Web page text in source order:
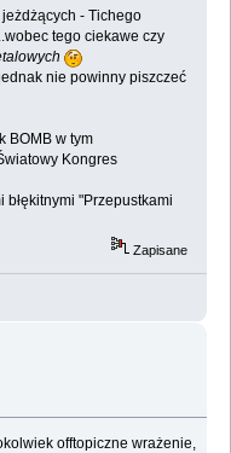
- Tichego
tego ciekawe czy
nie powinny piszczeć
BOMB w tym
Kongres
błękitnymi "Przepustkami
Zapisane
offtopiczne wrażenie,